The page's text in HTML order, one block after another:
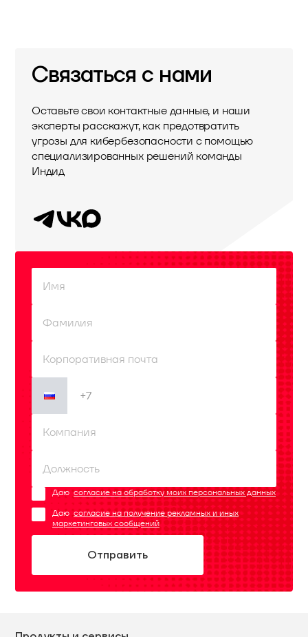
Связаться с нами
Оставьте свои контактные данные, и наши
эксперты расскажут, как предотвратить
угрозы для кибербезопасности с помощью
специализированных решений команды
Индид
Даюсогласие на обработку моих персональных данных
Даюсогласие на получение рекламных и иных
маркетинговых сообщений